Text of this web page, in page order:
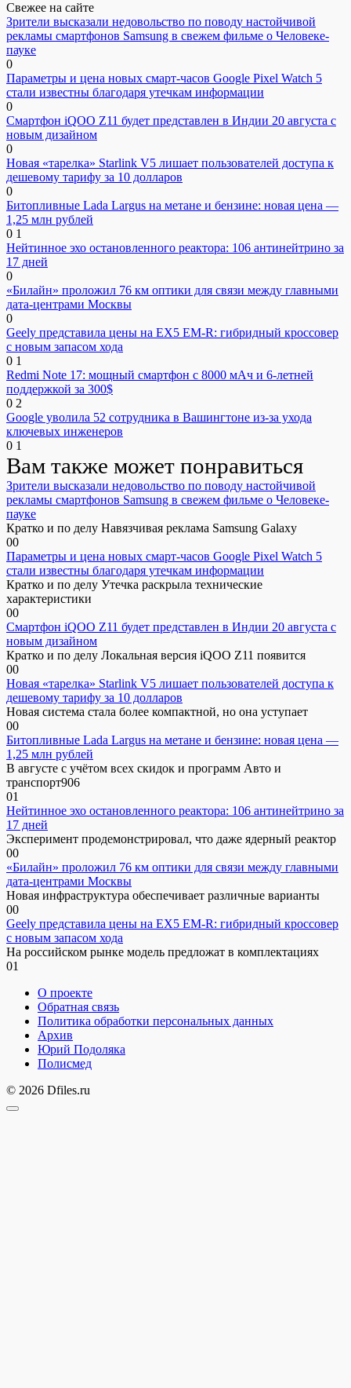
Свежее на сайте
Зрители высказали недовольство по поводу настойчивой
рекламы смартфонов Samsung в свежем фильме о Человеке-
пауке
0
Параметры и цена новых смарт-часов Google Pixel Watch 5
стали известны благодаря утечкам информации
0
Смартфон iQOO Z11 будет представлен в Индии 20 августа с
новым дизайном
0
Новая «тарелка» Starlink V5 лишает пользователей доступа к
дешевому тарифу за 10 долларов
0
Битопливные Lada Largus на метане и бензине: новая цена —
1,25 млн рублей
0 1
Нейтинное эхо остановленного реактора: 106 антинейтрино за
17 дней
0
«Билайн» проложил 76 км оптики для связи между главными
дата-центрами Москвы
0
Geely представила цены на EX5 EM-R: гибридный кроссовер
с новым запасом хода
0 1
Redmi Note 17: мощный смартфон с 8000 мАч и 6-летней
поддержкой за 300$
0 2
Google уволила 52 сотрудника в Вашингтоне из-за ухода
ключевых инженеров
0 1
Вам также может понравиться
Зрители высказали недовольство по поводу настойчивой
рекламы смартфонов Samsung в свежем фильме о Человеке-
пауке
Кратко и по делу Навязчивая реклама Samsung Galaxy
00
Параметры и цена новых смарт-часов Google Pixel Watch 5
стали известны благодаря утечкам информации
Кратко и по делу Утечка раскрыла технические
характеристики
00
Смартфон iQOO Z11 будет представлен в Индии 20 августа с
новым дизайном
Кратко и по делу Локальная версия iQOO Z11 появится
00
Новая «тарелка» Starlink V5 лишает пользователей доступа к
дешевому тарифу за 10 долларов
Новая система стала более компактной, но она уступает
00
Битопливные Lada Largus на метане и бензине: новая цена —
1,25 млн рублей
В августе с учётом всех скидок и программ Авто и
транспорт906
01
Нейтинное эхо остановленного реактора: 106 антинейтрино за
17 дней
Эксперимент продемонстрировал, что даже ядерный реактор
00
«Билайн» проложил 76 км оптики для связи между главными
дата-центрами Москвы
Новая инфраструктура обеспечивает различные варианты
00
Geely представила цены на EX5 EM-R: гибридный кроссовер
с новым запасом хода
На российском рынке модель предложат в комплектациях
01
О проекте
Обратная связь
Политика обработки персональных данных
Архив
Юрий Подоляка
Полисмед
© 2026 Dfiles.ru